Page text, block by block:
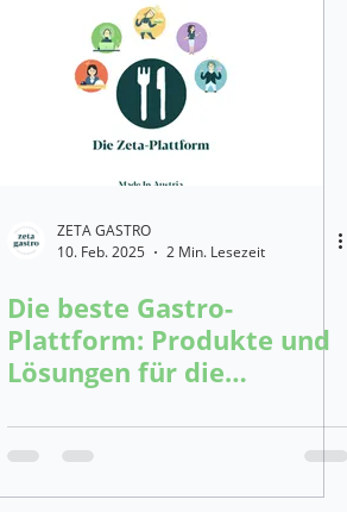
Ideen für die Gastro
berechnen Kalkulation
ZETA GASTRO
10. Feb. 2025
2 Min. Lesezeit
Die beste Gastro-
Plattform: Produkte und
Lösungen für die